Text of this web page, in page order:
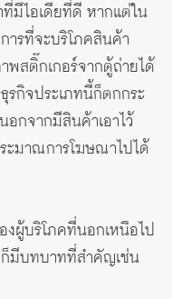
มีไอเดียที่ดี หากแต่ใน
ารที่จะบริโภคสินค้า
พสติ๊กเกอร์จากตู้ถ่ายได้
รกิจประเภทนี้ก็ตกกระ
กจากมีสินค้าเอาไว้
ะมาณการโฆษณาไปได้
ผู้บริโภคที่นอกเหนือไป
ก็มีบทบาทที่สำคัญเช่น